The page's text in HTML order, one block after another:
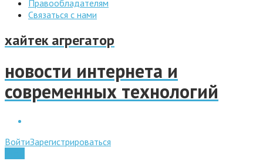
Правообладателям
Связаться с нами
хайтек агрегатор
новости интернета и
современных технологий
ВойтиЗарегистрироваться